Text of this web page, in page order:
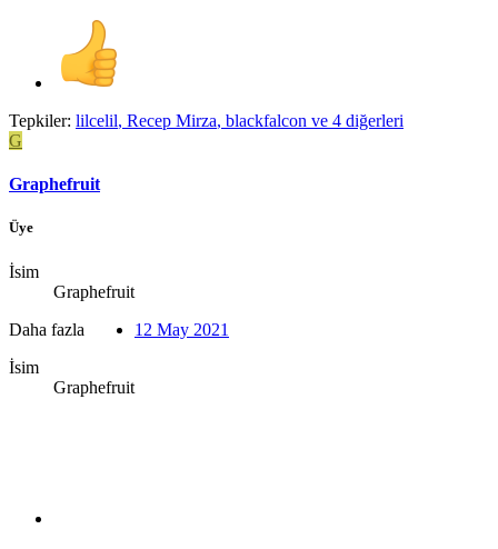
Tepkiler: lilcelil, Recep Mirza, blackfalcon ve 4 diğerleri
G
Graphefruit
Üye
İsim
Graphefruit
Daha fazla
İsim
Graphefruit
12 May 2021